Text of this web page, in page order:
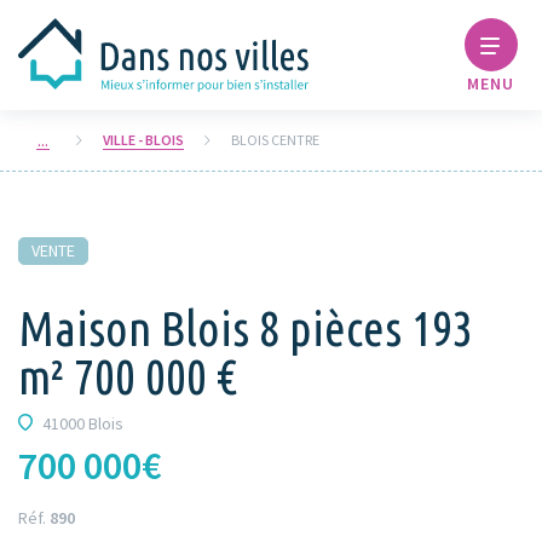
MENU
VILLE - BLOIS BLOIS CENTRE
VENTE
Maison Blois 8 pièces 193
m² 700 000 €
41000 Blois
700 000€
Réf. 890